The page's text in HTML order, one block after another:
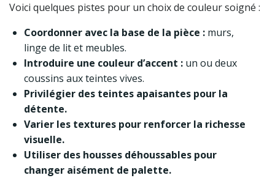
Voici quelques pistes pour un choix de couleur soigné :
Coordonner avec la base de la pièce : murs,
linge de lit et meubles.
Introduire une couleur d’accent : un ou deux
coussins aux teintes vives.
Privilégier des teintes apaisantes pour la
détente.
Varier les textures pour renforcer la richesse
visuelle.
Utiliser des housses déhoussables pour
changer aisément de palette.